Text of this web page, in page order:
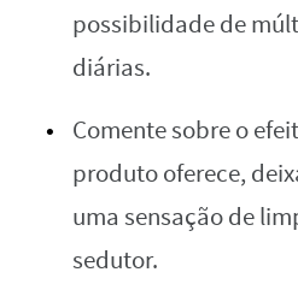
possibilidade de
diárias.
Comente sobre o
produto oferece,
uma sensação de
sedutor.